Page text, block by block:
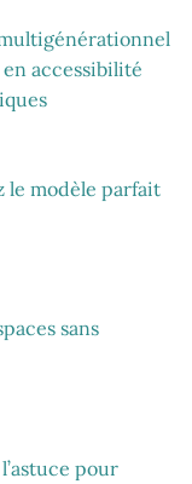
accessibilité
le modèle parfait
sans
pour